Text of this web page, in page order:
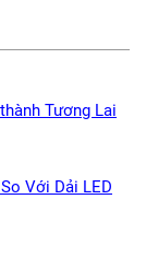
Tương Lai
Với Dải LED